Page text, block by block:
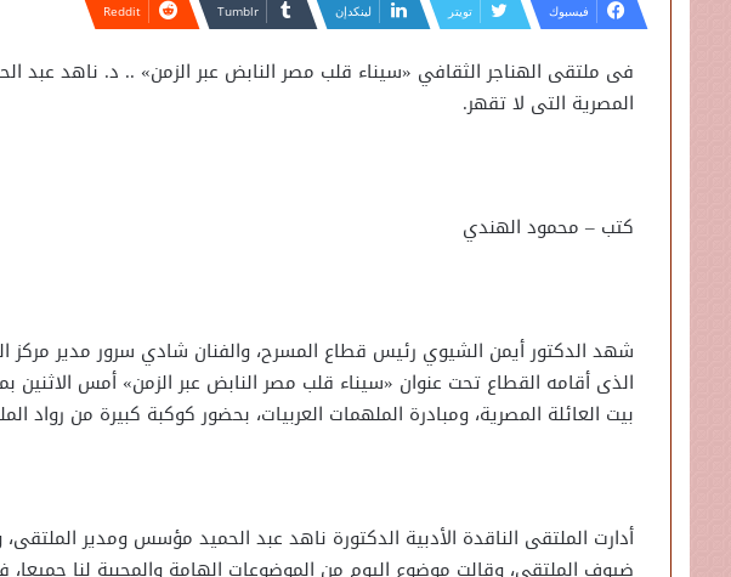
فيسبوك تويتر لينكدإن
فى ملتقى الهناجر الثقافي «سيناء قلب مصر النابض عبر الزمن» .. د. ناهد عبد
المصرية التى لا تقهر.
كتب – محمود الهندي
شهد الدكتور أيمن الشيوي رئيس قطاع المسرح، والفنان شادي سرور مدير مركز
الذى أقامه القطاع تحت عنوان «سيناء قلب مصر النابض عبر الزمن» أمس الاثنين
بيت العائلة المصرية، ومبادرة الملهمات العربيات، بحضور كوكبة كبيرة من رواد
أدارت الملتقى الناقدة الأدبية الدكتورة ناهد عبد الحميد مؤسس ومدير
ضيوف الملتقى، وقالت موضوع اليوم من الموضوعات الهامة والمحببة لنا